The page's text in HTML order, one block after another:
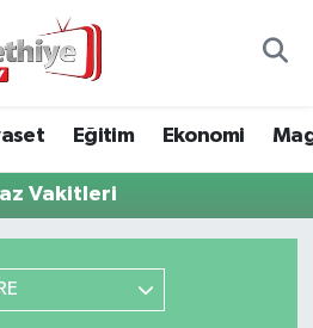
Eğitim Ekonomi
Vakitleri
Haritası